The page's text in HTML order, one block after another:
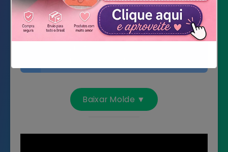
Linhas para amigurumi coloridas
Bolinhas Santa Fé
Lacinho metalizado candy color
Baixar Molde ▼
Não mostrar novamente